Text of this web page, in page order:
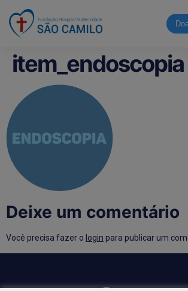
item_endoscopia
Deixe um comentário
Você precisa fazer o login para publicar um